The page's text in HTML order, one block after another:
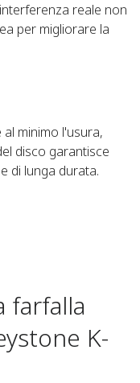
reale non
per migliorare la
minimo l'usura,
disco garantisce
di lunga durata.
farfalla
K-